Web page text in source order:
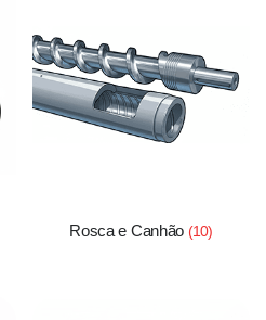
Rosca e Canhão (10)